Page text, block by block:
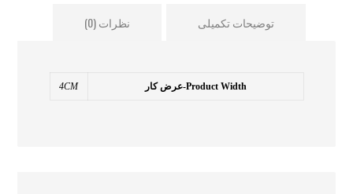
توضیحات تکمیلی نظرات (0)
Product Width-عرض کار 4CM